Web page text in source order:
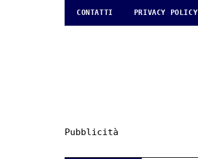
CONTATTI PRIVACY POLICY
Pubblicità